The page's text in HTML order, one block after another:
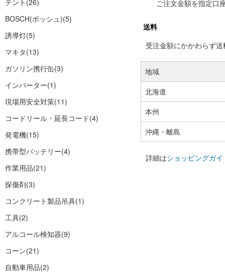
テント (26)
BOSCH(ボッシュ)(5)
誘導灯(5)
マキタ(13)
ガソリン携行缶(3)
インバーター(1)
現場用安全対策(11)
コードリール・延長コード(4)
発電機(15)
携帯型バッテリー(4)
作業用品(21)
探傷剤(3)
コンクリート製品吊具(1)
工具(2)
アルコール検知器(9)
コーン(21)
自動車用品(2)
ご注文金額を指定口
送料
受注金額にかかわらず
地域
北海道
本州
沖縄・離島
詳細はショッピングガイ